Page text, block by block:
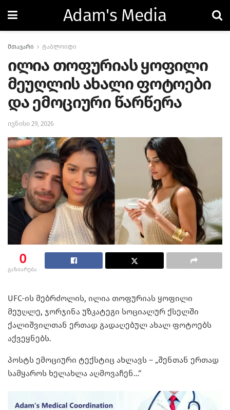
Adam's Media
მთავარი ტაბლოიდი
ილია თოფურიას ყოფილი
მეუღლის ახალი ფოტოები
და ემოციური წარწერა
ივნისი 29, 2026
0
გაზიარება
UFC-ის მებრძოლის, ილია თოფურიას ყოფილი
მეუღლე, ჯორჯინა უზკატეგი სოციალურ ქსელში
ქალიშვილთან ერთად გადაღებულ ახალ ფოტოებს
აქვეყნებს.
პოსტს ემოციური ტექსტიც ახლავს – „შენთან ერთად
სამყაროს ხელახლა აღმოვაჩენ…“